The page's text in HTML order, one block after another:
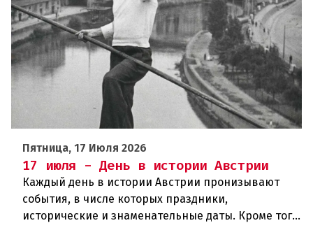
Пятница, 17 Июля 2026
17 июля - День в истории Австрии
Каждый день в истории Австрии пронизывают
события, в числе которых праздники,
исторические и знаменательные даты. Кроме того